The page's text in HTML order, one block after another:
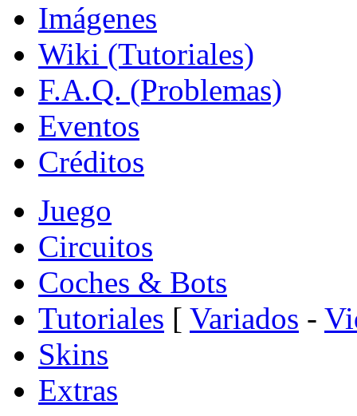
Imágenes
Wiki (Tutoriales)
F.A.Q. (Problemas)
Eventos
Créditos
Juego
Circuitos
Coches & Bots
Tutoriales [ Variados -
Skins
Extras